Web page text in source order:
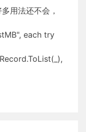
用法还不会，
each try